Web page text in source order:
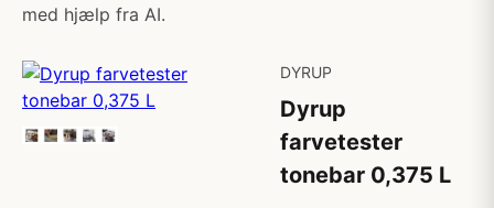
med hjælp fra AI.
DYRUP
Dyrup
farvetester
tonebar 0,375 L